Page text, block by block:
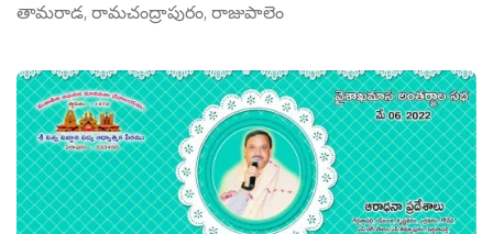
తామరాడ, రామచంద్రాపురం, రాజుపాలెం